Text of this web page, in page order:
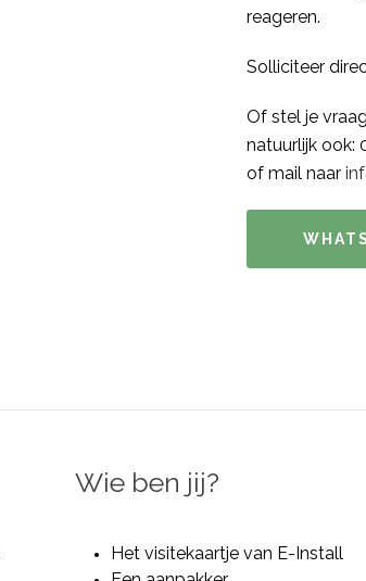
reageren.
Solliciteer
Of stel je
natuurlijk ook:
of mail naar
Wie ben jij?
Het visitekaartje van E-Install